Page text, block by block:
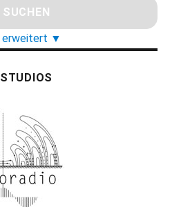
erweitert ▼
STUDIOS